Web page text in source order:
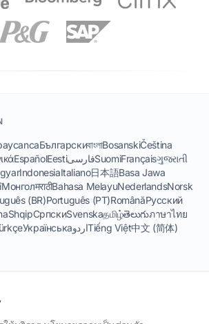
БългарскиবাংলাBosanskiČeština
EspañolEestiفارسیSuomiFrançaisગુજરાતી
IndonesiaItaliano日本語Basa Jawa
МонголमराठीBahasa MelayuNederlandsNorsk
(BR)Português (PT)RomânăРусский
ShqipСрпскиSvenskaதமிழ்తెలుగుภาษาไทย
УкраїнськаاردوTiếng Việt中文 (简体)